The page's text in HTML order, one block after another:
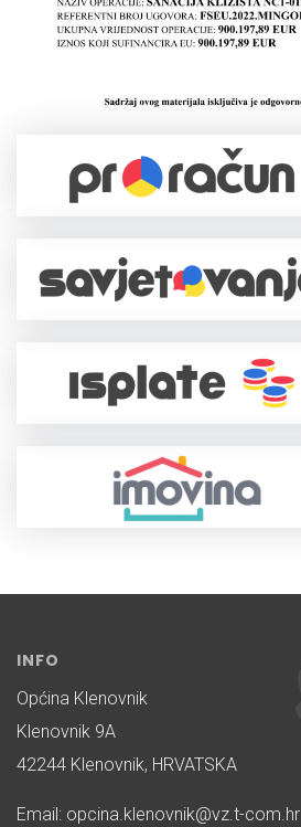
INFO
Općina Klenovnik
Klenovnik 9A
42244 Klenovnik, HRVATSKA
Email: opcina.klenovnik@vz.t-com.hr